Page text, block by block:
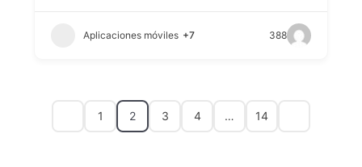
Aplicaciones móviles +7 388
1 2 3 4 … 14